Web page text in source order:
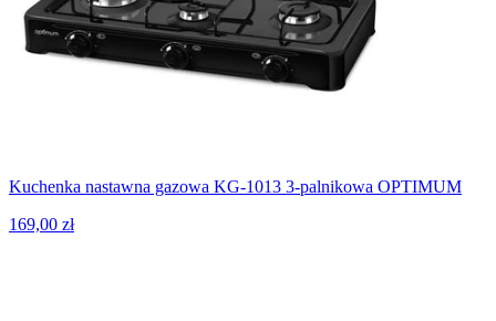
Kuchenka nastawna gazowa KG-1013 3-palnikowa OPTIMUM
169,00 zł